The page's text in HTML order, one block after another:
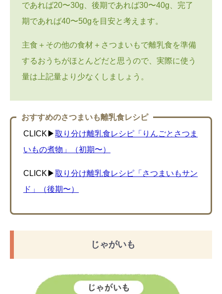
であれば20〜30g、後期であれば30〜40g、完了
期であれば40〜50gを目安と考えます。
主食＋その他の食材＋さつまいもで離乳食を準備
するおうちがほとんどだと思うので、実際に使う
量は上記量より少なくしましょう。
おすすめのさつまいも離乳食レシピ
CLICK▶︎取り分け離乳食レシピ「りんごとさつま
いもの煮物」（初期〜）
CLICK▶︎取り分け離乳食レシピ「さつまいもサン
ド」（後期〜）
じゃがいも